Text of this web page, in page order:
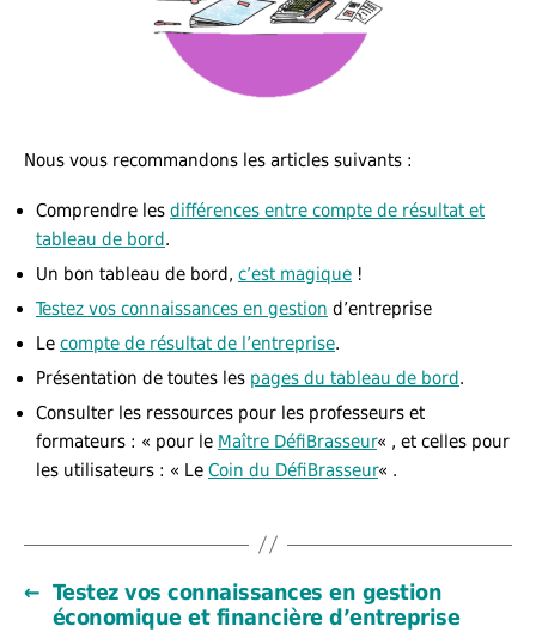
Nous vous recommandons les articles suivants :
Comprendre les différences entre compte de résultat et
tableau de bord.
Un bon tableau de bord, c’est magique !
Testez vos connaissances en gestion d’entreprise
Le compte de résultat de l’entreprise.
Présentation de toutes les pages du tableau de bord.
Consulter les ressources pour les professeurs et
formateurs : « pour le Maître DéfiBrasseur« , et celles pour
les utilisateurs : « Le Coin du DéfiBrasseur« .
← Testez vos connaissances en gestion
économique et financière d’entreprise